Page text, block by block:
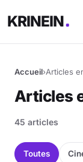
KRINEIN
Accueil›Articles
Articles
45 articles
Toutes